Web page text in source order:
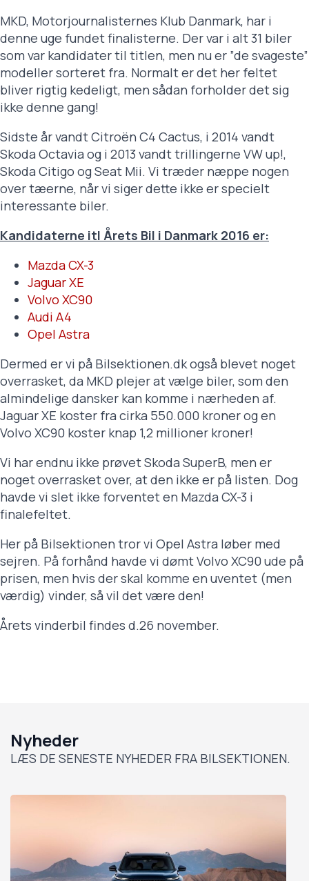
MKD, Motorjournalisternes Klub Danmark, har i
denne uge fundet finalisterne. Der var i alt 31 biler
som var kandidater til titlen, men nu er ”de svageste”
modeller sorteret fra. Normalt er det her feltet
bliver rigtig kedeligt, men sådan forholder det sig
ikke denne gang!
Sidste år vandt Citroën C4 Cactus, i 2014 vandt
Skoda Octavia og i 2013 vandt trillingerne VW up!,
Skoda Citigo og Seat Mii. Vi træder næppe nogen
over tæerne, når vi siger dette ikke er specielt
interessante biler.
Kandidaterne itl Årets Bil i Danmark 2016 er:
Mazda CX-3
Jaguar XE
Volvo XC90
Audi A4
Opel Astra
Dermed er vi på Bilsektionen.dk også blevet noget
overrasket, da MKD plejer at vælge biler, som den
almindelige dansker kan komme i nærheden af.
Jaguar XE koster fra cirka 550.000 kroner og en
Volvo XC90 koster knap 1,2 millioner kroner!
Vi har endnu ikke prøvet Skoda SuperB, men er
noget overrasket over, at den ikke er på listen. Dog
havde vi slet ikke forventet en Mazda CX-3 i
finalefeltet.
Her på Bilsektionen tror vi Opel Astra løber med
sejren. På forhånd havde vi dømt Volvo XC90 ude på
prisen, men hvis der skal komme en uventet (men
værdig) vinder, så vil det være den!
Årets vinderbil findes d.26 november.
Nyheder
LÆS DE SENESTE NYHEDER FRA BILSEKTIONEN.